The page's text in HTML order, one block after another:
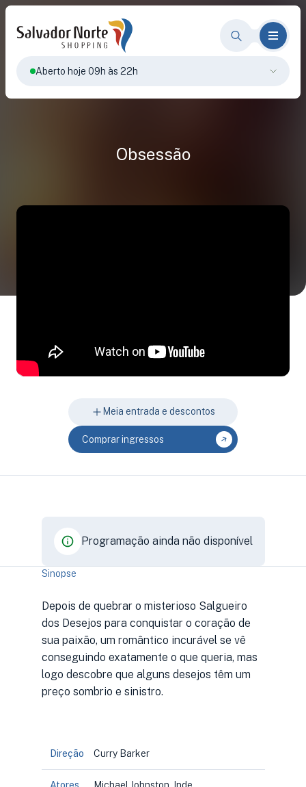
Aberto hoje 09h às 22h
Obsessão
Meia entrada e descontos
Comprar ingressos
Programação ainda não disponível
Sinopse
Depois de quebrar o misterioso Salgueiro
dos Desejos para conquistar o coração de
sua paixão, um romântico incurável se vê
conseguindo exatamente o que queria, mas
logo descobre que alguns desejos têm um
preço sombrio e sinistro.
Direção Curry Barker
Atores
Michael Johnston, Inde